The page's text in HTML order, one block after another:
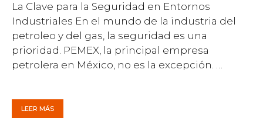
La Clave para la Seguridad en Entornos
Industriales En el mundo de la industria del
petroleo y del gas, la seguridad es una
prioridad. PEMEX, la principal empresa
petrolera en México, no es la excepción. …
LEER MÁS